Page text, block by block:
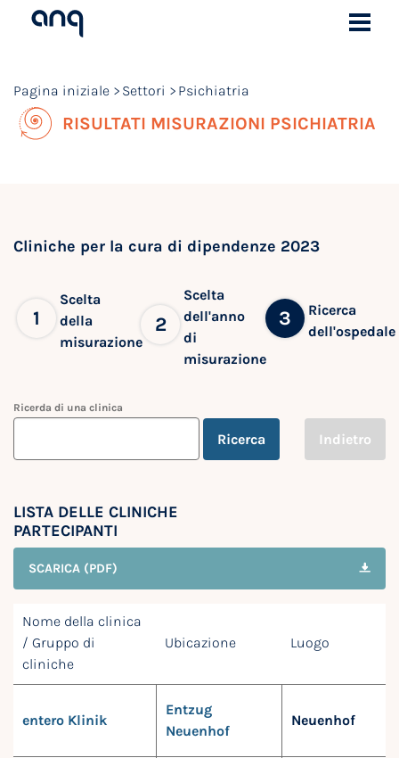
Pagina iniziale Settori Psichiatria
RISULTATI MISURAZIONI PSICHIATRIA
Cliniche per la cura di dipendenze 2023
1
Scelta
della
misurazione
2
Scelta
dell'anno
di
misurazione
3
Ricerca
dell'ospedale
Ricerda di una clinica
Ricerca Indietro
LISTA DELLE CLINICHE
PARTECIPANTI
SCARICA (PDF)
Nome della clinica
/ Gruppo di
cliniche
Ubicazione Luogo
entero Klinik
Entzug
Neuenhof
Neuenhof